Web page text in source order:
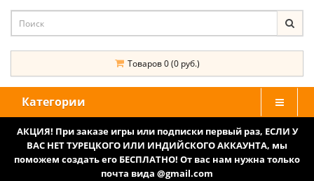
Товаров 0 (0 руб.)
Категории
АКЦИЯ! При заказе игры или подписки первый раз, ЕСЛИ У
ВАС НЕТ ТУРЕЦКОГО ИЛИ ИНДИЙСКОГО АККАУНТА, мы
поможем создать его БЕСПЛАТНО! От вас нам нужна только
почта вида @gmail.com